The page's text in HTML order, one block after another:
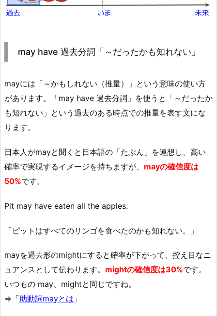
may have 過去分詞「～だったかも知れない」
mayには「～かもしれない（推量）」という意味の使い方
があります。「may have 過去分詞」を使うと「～だったか
も知れない」という過去のある時点での推量を表す文にな
ります。
日本人がmayと聞くと日本語の「たぶん」を連想し、高い
確率で実現するイメージを持ちますが、 mayの確信度は
50%です。
Pit may have eaten all the apples.
「ピットはすべてのリンゴを食べたのかも知れない。」
mayを過去形のmightにすると確率が下がって、控え目なニ
ュアンスとして伝わります。 mightの確信度は30%です。
いつもの may、mightと同じですね。
⇒「助動詞mayとは 」